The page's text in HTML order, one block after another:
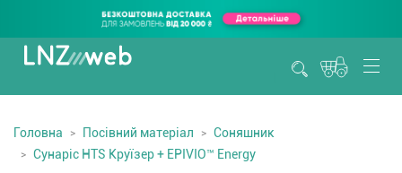
Головна Посівний матеріал
Соняшник
Сунаріс HTS Круїзер + EPIVIO™ Energy